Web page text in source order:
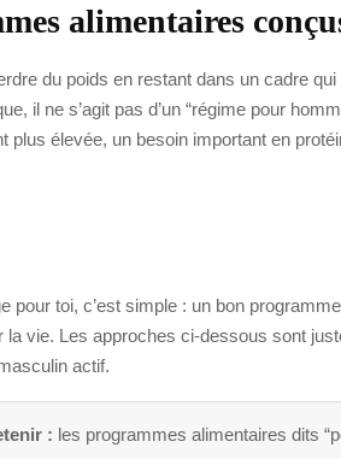
alimentaires
du poids en restant dans un cadre
il ne s’agit pas d’un “régime pour
plus élevée, un besoin important en
pour toi, c’est simple : un bon
la vie. Les approches ci-dessous sont
actif.
: les programmes alimentaires dits